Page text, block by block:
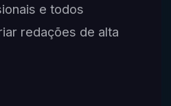
e todos
redações de alta